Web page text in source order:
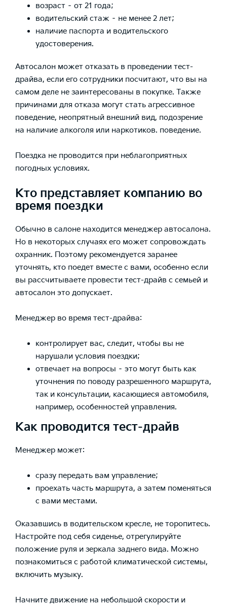
возраст – от 21 года;
водительский стаж – не менее 2 лет;
наличие паспорта и водительского
удостоверения.
Автосалон может отказать в проведении тест-
драйва, если его сотрудники посчитают, что вы на
самом деле не заинтересованы в покупке. Также
причинами для отказа могут стать агрессивное
поведение, неопрятный внешний вид, подозрение
на наличие алкоголя или наркотиков. поведение.
Поездка не проводится при неблагоприятных
погодных условиях.
Кто представляет компанию во
время поездки
Обычно в салоне находится менеджер автосалона.
Но в некоторых случаях его может сопровождать
охранник. Поэтому рекомендуется заранее
уточнять, кто поедет вместе с вами, особенно если
вы рассчитываете провести тест-драйв с семьей и
автосалон это допускает.
Менеджер во время тест-драйва:
контролирует вас, следит, чтобы вы не
нарушали условия поездки;
отвечает на вопросы – это могут быть как
уточнения по поводу разрешенного маршрута,
так и консультации, касающиеся автомобиля,
например, особенностей управления.
Как проводится тест-драйв
Менеджер может:
сразу передать вам управление;
проехать часть маршрута, а затем поменяться
с вами местами.
Оказавшись в водительском кресле, не торопитесь.
Настройте под себя сиденье, отрегулируйте
положение руля и зеркала заднего вида. Можно
познакомиться с работой климатической системы,
включить музыку.
Начните движение на небольшой скорости и